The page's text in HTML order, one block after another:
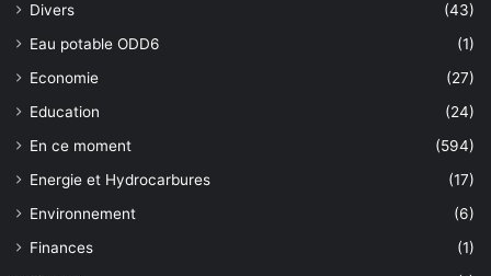
Divers
(43)
Eau potable ODD6
(1)
Economie
(27)
Education
(24)
En ce moment
(594)
Energie et Hydrocarbures
(17)
Environnement
(6)
Finances
(1)